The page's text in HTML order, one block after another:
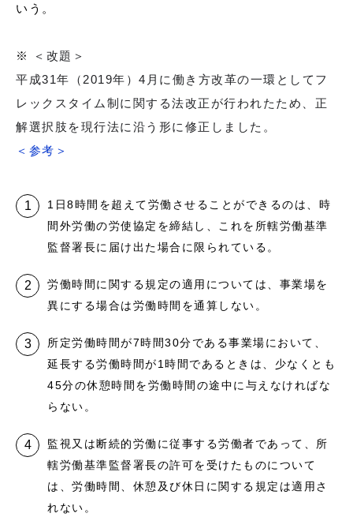
いう。
※
＜改題＞
平成31年（2019年）4⽉に働き方改革の一環としてフ
レックスタイム制に関する法改正が⾏われたため、正
解選択肢を現行法に沿う形に修正しました。
＜参考＞
1日8時間を超えて労働させることができるのは、時
間外労働の労使協定を締結し、これを所轄労働基準
監督署長に届け出た場合に限られている。
労働時間に関する規定の適用については、事業場を
異にする場合は労働時間を通算しない。
所定労働時間が7時間30分である事業場において、
延長する労働時間が1時間であるときは、少なくとも
45分の休憩時間を労働時間の途中に与えなければな
らない。
監視又は断続的労働に従事する労働者であって、所
轄労働基準監督署長の許可を受けたものについて
は、労働時間、休憩及び休日に関する規定は適用さ
れない。